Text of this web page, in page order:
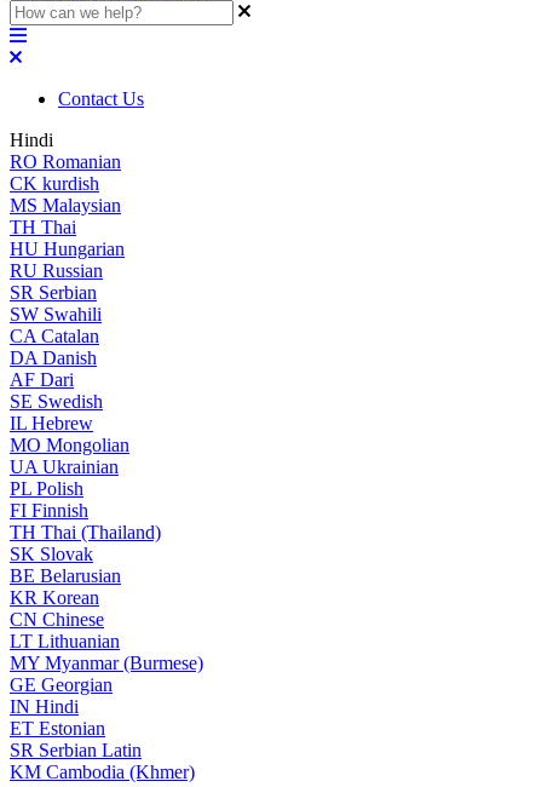
Contact Us
Hindi
RO Romanian
CK kurdish
MS Malaysian
TH Thai
HU Hungarian
RU Russian
SR Serbian
SW Swahili
CA Catalan
DA Danish
AF Dari
SE Swedish
IL Hebrew
MO Mongolian
UA Ukrainian
PL Polish
FI Finnish
TH Thai (Thailand)
SK Slovak
BE Belarusian
KR Korean
CN Chinese
LT Lithuanian
MY Myanmar (Burmese)
GE Georgian
IN Hindi
ET Estonian
SR Serbian Latin
KM Cambodia (Khmer)